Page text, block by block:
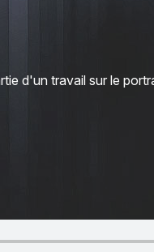
d'un travail sur le